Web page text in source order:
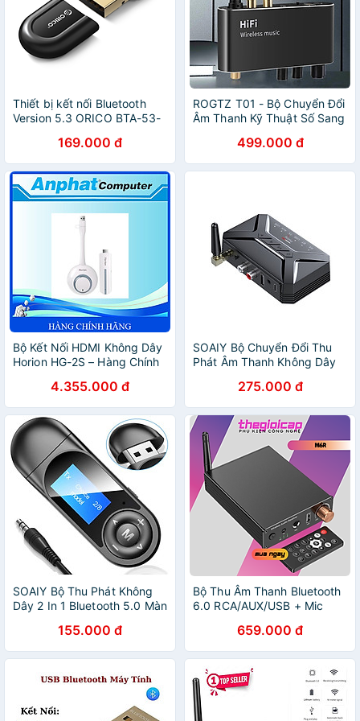
Thiết bị kết nối Bluetooth
Version 5.3 ORICO BTA-53-
169.000 đ
ROGTZ T01 - Bộ Chuyển Đổi
Âm Thanh Kỹ Thuật Số Sang
nối Optical Coaxial Bluetooth
5.1 AUX 3.5mm USB RCA
L/R, Phạm vi kết nối 10m,
chỉnh linh hoạt - Hàng Chính
Hãng
499.000 đ
Bộ Kết Nối HDMI Không Dây
Horion HG-2S – Hàng Chính
4.355.000 đ
SOAIY Bộ Chuyển Đổi Thu
Phát Âm Thanh Không Dây
TV Bluetooth T-R22 - Hàng
Nhập Khẩu
275.000 đ
SOAIY Bộ Thu Phát Không
Dây 2 In 1 Bluetooth 5.0 Màn
155.000 đ
Bộ Thu Âm Thanh Bluetooth
6.0 RCA/AUX/USB + Mic
Kép M6R - Hàng Nhập Khẩu
659.000 đ